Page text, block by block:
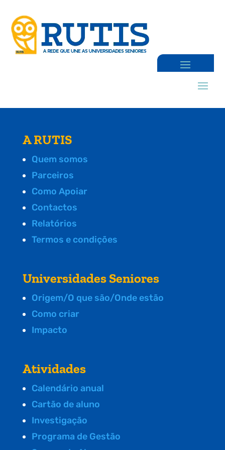
A RUTIS
Quem somos
Parceiros
Como Apoiar
Contactos
Relatórios
Termos e condições
Universidades Seniores
Origem/O que são/Onde estão
Como criar
Impacto
Atividades
Calendário anual
Cartão de aluno
Investigação
Programa de Gestão